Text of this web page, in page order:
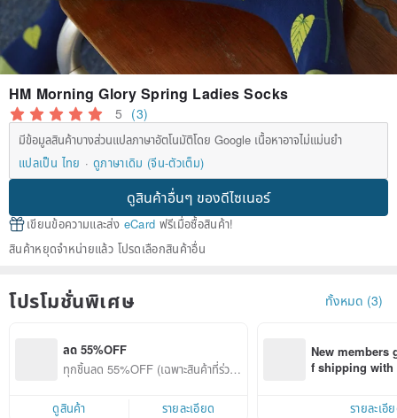
HM Morning Glory Spring Ladies Socks
5 (3)
มีข้อมูลสินค้าบางส่วนแปลภาษาอัตโนมัติโดย Google เนื้อหาอาจไม่แม่นยำ
แปลเป็น ไทย
ดูภาษาเดิม (จีน-ตัวเต็ม)
ดูสินค้าอื่นๆ ของดีไซเนอร์
เขียนข้อความและส่ง eCard ฟรีเมื่อซื้อสินค้า!
สินค้าหยุดจำหน่ายแล้ว โปรดเลือกสินค้าอื่น
โปรโมชั่นพิเศษ ทั้งหมด (3)
ลด 55%OFF
ทุกชิ้นลด 55%OFF (เฉพาะสินค้าที่ร่วมร
ดูสินค้า
รายละเอียด
New members
f shipping
within 7 days!
รายละเอี